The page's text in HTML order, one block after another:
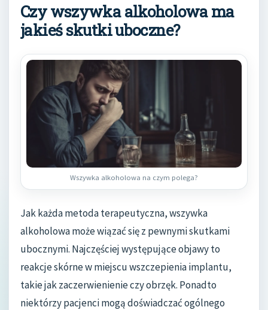
Czy wszywka alkoholowa ma
jakieś skutki uboczne?
Wszywka alkoholowa na czym polega?
Jak każda metoda terapeutyczna, wszywka
alkoholowa może wiązać się z pewnymi skutkami
ubocznymi. Najczęściej występujące objawy to
reakcje skórne w miejscu wszczepienia implantu,
takie jak zaczerwienienie czy obrzęk. Ponadto
niektórzy pacjenci mogą doświadczać ogólnego